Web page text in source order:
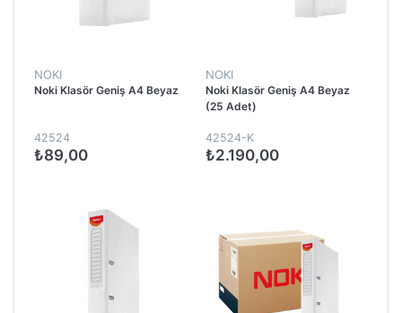
NOKI
Noki Klasör Geniş A4 Beyaz
42524
₺89,00
NOKI
Noki Klasör Geniş A4 Beyaz
(25 Adet)
42524-K
₺2.190,00